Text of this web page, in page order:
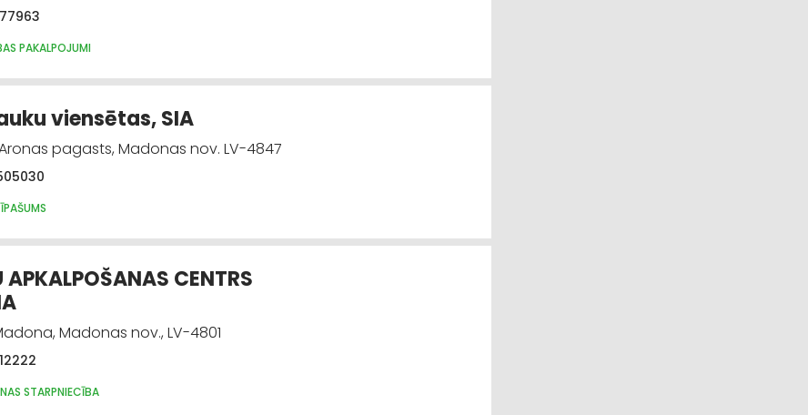
PAKALPOJUMI
viensētas, SIA
pagasts, Madonas nov. LV-4847
APKALPOŠANAS CENTRS
Madonas nov., LV-4801
STARPNIECĪBA